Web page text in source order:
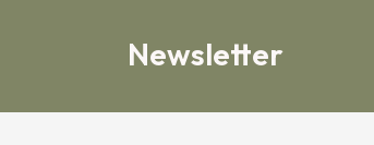
Newsletter